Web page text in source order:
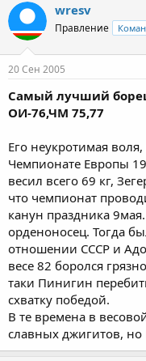
wresv
Правление
20 Сен 2005
Самый лучший
ОИ-76,ЧМ 75,77
Его неукротимая
Чемпионате Европы
весил всего 69 кг,
что чемпионат
канун праздника
орденоносец. Тогда
отношении СССР и
весе 82 боролся
таки Пинигин
схватку победой.
В те времена в
славных джигитов,